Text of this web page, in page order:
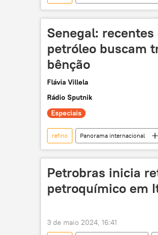
Margem Equatorial
México
produção de petróleo
Senegal:
petróleo buscam
bênção
Flávia Villela
Rádio Sputnik
Especiais
refino Panorama internacional
petróleo
campos de petróleo
Petrobras inicia
petroquímico em
3 de maio 2024, 16:41